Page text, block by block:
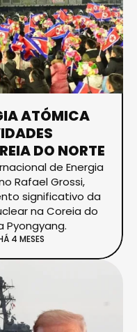
ATÓMICA
DO NORTE
de Energia
Rafael Grossi,
significativo da
na Coreia do
Pyongyang.
4 MESES